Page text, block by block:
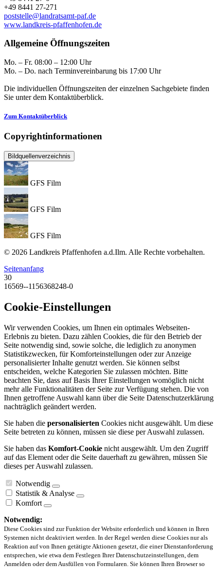
+49 8441 27-271
poststelle@landratsamt-paf.de
www.landkreis-pfaffenhofen.de
Allgemeine Öffnungszeiten
Mo. – Fr. 08:00 – 12:00 Uhr
Mo. – Do. nach Terminvereinbarung bis 17:00 Uhr
Die individuellen Öffnungszeiten der einzelnen Sachgebiete finden
Sie unter dem Kontaktüberblick.
Zum Kontaktüberblick
Copyrightinformationen
Bildquellenverzeichnis
GFS Film
GFS Film
GFS Film
© 2026 Landkreis Pfaffenhofen a.d.Ilm. Alle Rechte vorbehalten.
Seitenanfang
30
16569--1156368248-0
Cookie-Einstellungen
Wir verwenden Cookies, um Ihnen ein optimales Webseiten-
Erlebnis zu bieten. Dazu zählen Cookies, die für den Betrieb der
Seite notwendig sind, sowie solche, die lediglich zu anonymen
Statistikzwecken, für Komforteinstellungen oder zur Anzeige
personalisierter Inhalte genutzt werden. Sie können selbst
entscheiden, welche Kategorien Sie zulassen möchten. Bitte
beachten Sie, dass auf Basis Ihrer Einstellungen womöglich nicht
mehr alle Funktionalitäten der Seite zur Verfügung stehen. Die von
Ihnen getroffene Auswahl kann über die Seite Datenschutzerklärung
nachträglich geändert werden.
Sie haben die personalisierten Cookies nicht ausgewählt. Um diese
Seite betreten zu können, müssen sie diese per Auswahl zulassen.
Sie haben das Komfort-Cookie nicht ausgewählt. Um den Zugriff
auf das Element oder die Seite dauerhaft zu gewähren, müssen Sie
dieses per Auswahl zulassen.
Notwendig
Statistik & Analyse
Komfort
Notwendig:
Diese Cookies sind zur Funktion der Website erforderlich und können in Ihren
Systemen nicht deaktiviert werden. In der Regel werden diese Cookies nur als
Reaktion auf von Ihnen getätigte Aktionen gesetzt, die einer Dienstanforderung
entsprechen, wie etwa dem Festlegen Ihrer Datenschutzeinstellungen, dem
Anmelden oder dem Ausfüllen von Formularen. Sie können Ihren Browser so